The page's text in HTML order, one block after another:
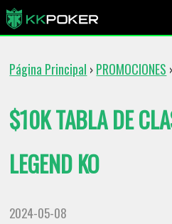
Página Principal › PROMOCIONES ›
$10K TABLA DE
LEGEND KO
2024-05-08